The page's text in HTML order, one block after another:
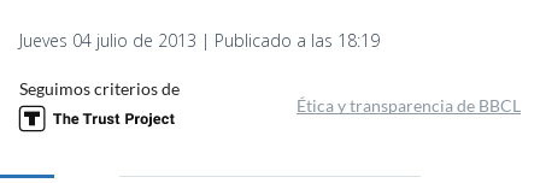
Jueves 04 julio de 2013 | Publicado a las 18:19
Seguimos criterios de
Ética y transparencia de BBCL